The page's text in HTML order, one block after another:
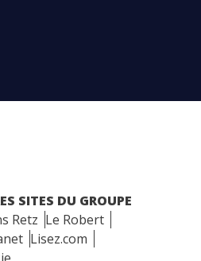
SITES DU GROUPE
Retz Le Robert
Lisez.com